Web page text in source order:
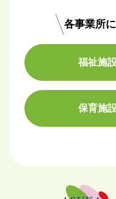
各事業所
福祉施
保育施